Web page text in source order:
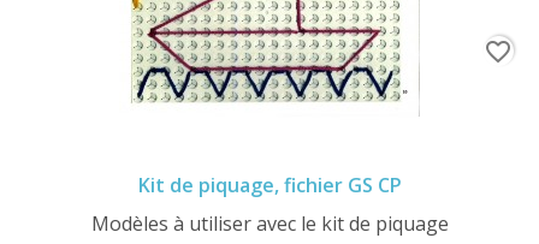
Kit de piquage, fichier GS CP
Modèles à utiliser avec le kit de piquage
favorite_border